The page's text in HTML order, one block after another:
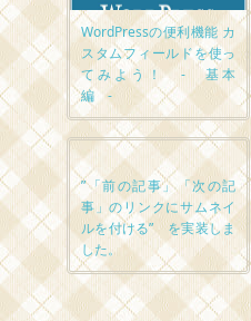
WordPressの便利機能 カ
スタムフィールドを使っ
てみよう！ - 基本
編 -
”「前の記事」「次の記
事」のリンクにサムネイ
ルを付ける” を実装しま
した。